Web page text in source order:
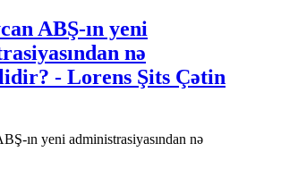
ABŞ-ın yeni
nə
- Lorens Şits Çətin
ın yeni administrasiyasından nə